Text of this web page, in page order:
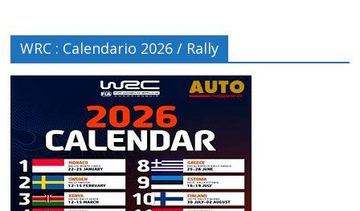
WRC : Calendario 2026 / Rally